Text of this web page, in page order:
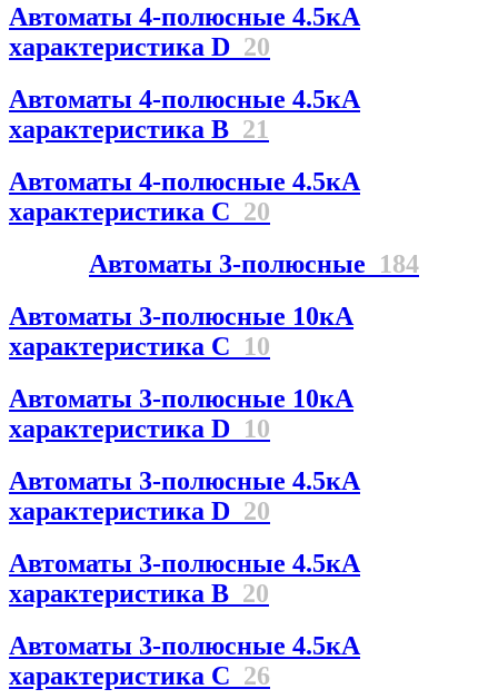
Автоматы 4-полюсные 4.5кА
характеристика D 20
Автоматы 4-полюсные 4.5кА
характеристика В 21
Автоматы 4-полюсные 4.5кА
характеристика С 20
Автоматы 3-полюсные 184
Автоматы 3-полюсные 10кА
характеристика C 10
Автоматы 3-полюсные 10кА
характеристика D 10
Автоматы 3-полюсные 4.5кА
характеристика D 20
Автоматы 3-полюсные 4.5кА
характеристика В 20
Автоматы 3-полюсные 4.5кА
характеристика С 26